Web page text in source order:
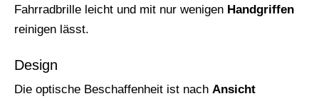
Fahrradbrille leicht und mit nur wenigen Handgriffen
reinigen lässt.
Design
Die optische Beschaffenheit ist nach Ansicht